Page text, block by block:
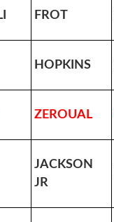
FROT
HOPKINS
ZEROUAL
JACKSON
JR